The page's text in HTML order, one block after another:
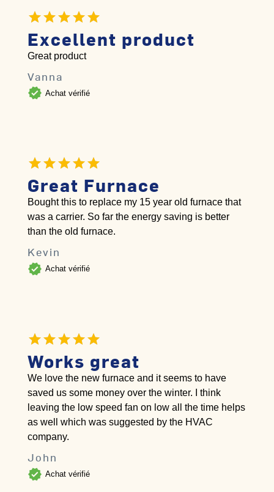
Excellent product
Great product
Vanna
verified Achat vérifié
Great Furnace
Bought this to replace my 15 year old furnace that
was a carrier. So far the energy saving is better
than the old furnace.
Kevin
verified Achat vérifié
Works great
We love the new furnace and it seems to have
saved us some money over the winter. I think
leaving the low speed fan on low all the time helps
as well which was suggested by the HVAC
company.
John
verified Achat vérifié